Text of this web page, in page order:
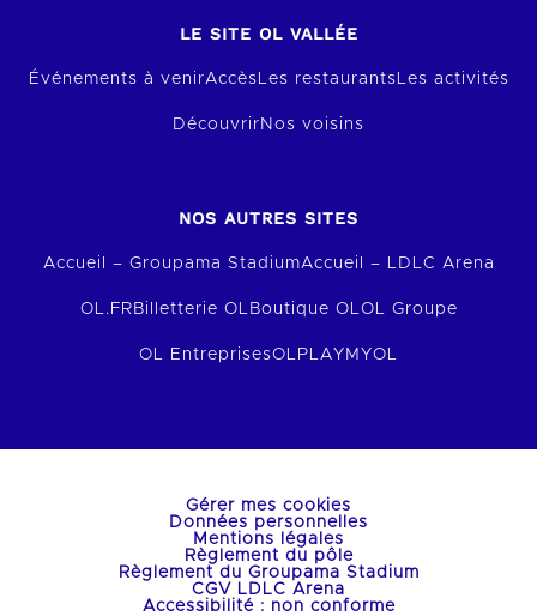
LE SITE OL VALLÉE
Événements à venirAccès Les restaurants Les activités
Découvrir Nos voisins
NOS AUTRES SITES
Accueil – Groupama StadiumAccueil – LDLC Arena
OL.FR Billetterie OL Boutique OL OL Groupe
OL EntreprisesOLPLAY MYOL
Gérer mes cookies
Données personnelles
Mentions légales
Règlement du pôle
Règlement du Groupama Stadium
CGV LDLC Arena
Accessibilité : non conforme